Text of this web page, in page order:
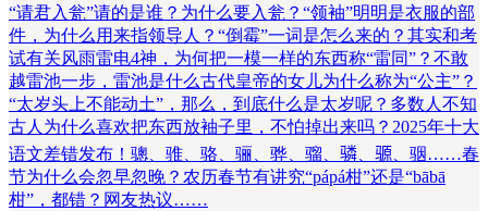
“请君入瓮”请的是谁？为什么要入瓮？ “领袖”明明是衣服的部
件，为什么用来指领导人？ “倒霉”一词是怎么来的？其实和考
试有关风雨雷电4神，为何把一模一样的东西称“雷同”？ 不敢
越雷池一步，雷池是什么古代皇帝的女儿为什么称为“公主”？
“太岁头上不能动土”，那么，到底什么是太岁呢？多数人不知
古人为什么喜欢把东西放袖子里，不怕掉出来吗？ 2025年十大
语文差错发布！ 骢、骓、骆、骊、骅、骝、𬴊、𫘪、骃……春
节为什么会忽早忽晚？农历春节有讲究“pápá柑”还是“bābā
柑”，都错？网友热议……